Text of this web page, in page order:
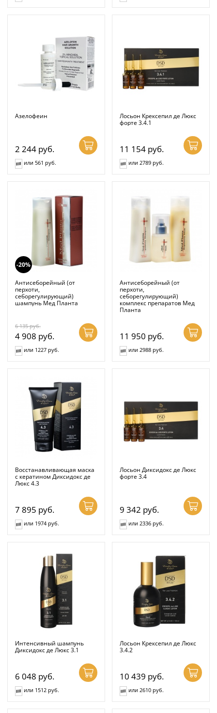
Азелофеин
2 244 руб.
или 561 руб.
Лосьон Крексепил де Люкс
форте 3.4.1
11 154 руб.
или 2789 руб.
-20%
Антисеборейный (от
перхоти,
себорегулирующий)
шампунь Мед Планта
6 135руб.
4 908 руб.
или 1227 руб.
Антисеборейный (от
перхоти,
себорегулирующий)
комплекс препаратов Мед
Планта
11 950 руб.
или 2988 руб.
Восстанавливающая маска
с кератином Диксидокс де
Люкс 4.3
7 895 руб.
или 1974 руб.
Лосьон Диксидокс де Люкс
форте 3.4
9 342 руб.
или 2336 руб.
Интенсивный шампунь
Диксидокс де Люкс 3.1
6 048 руб.
или 1512 руб.
Лосьон Крексепил де Люкс
3.4.2
10 439 руб.
или 2610 руб.